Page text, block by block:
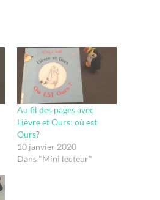
Au fil des pages avec
Lièvre et Ours: où est
Ours?
10 janvier 2020
Dans "Mini lecteur"